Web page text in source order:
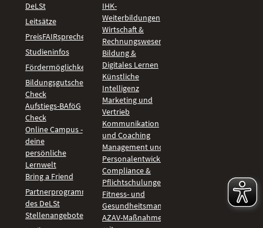
DeLSt
Leitsätze
PreisFAIRsprechen
Studieninfos
Fördermöglichkeiten
Bildungsgutschein
Check
Aufstiegs-BAföG
Check
Online Campus -
deine
persönliche
Lernwelt
Bring a Friend
Partnerprogramm
des DeLSt
Stellenangebote
IHK-
Weiterbildungen
Wirtschaft &
Rechnungswesen
Bildung &
Digitales Lernen
Künstliche
Intelligenz
Marketing und
Vertrieb
Kommunikation
und Coaching
Management und
Personalentwicklung
Compliance &
Pflichtschulungen
Fitness- und
Gesundheitsmanagement
AZAV-Maßnahmen